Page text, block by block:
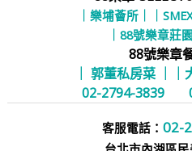
｜樂埔薈所｜ ｜
｜88號樂章莊
88號樂章
｜ 郭董私房菜 ｜
02-2794-3839
客服電話：02-